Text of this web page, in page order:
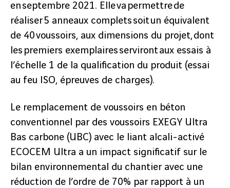
en septembre 2021. Elle va permettre de
réaliser 5 anneaux complets soit un équivalent
de 40 voussoirs, aux dimensions du projet, dont
les premiers exemplaires serviront aux essais à
l’échelle 1 de la qualification du produit (essai
au feu ISO, épreuves de charges).
Le remplacement de voussoirs en béton
conventionnel par des voussoirs EXEGY Ultra
Bas carbone (UBC) avec le liant alcali-activé
ECOCEM Ultra a un impact significatif sur le
bilan environnemental du chantier avec une
réduction de l’ordre de 70% par rapport à un